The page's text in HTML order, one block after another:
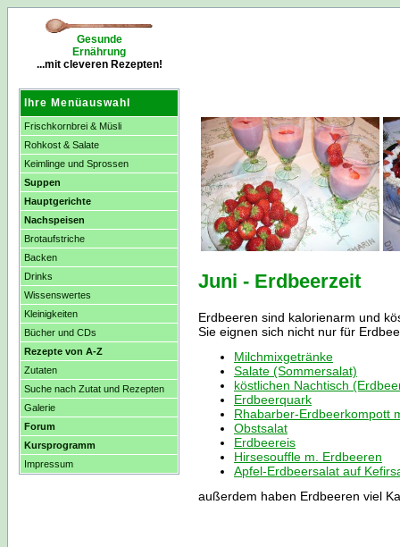
Gesunde
Ernährung
...mit cleveren Rezepten!
Ihre Menüauswahl
Frischkornbrei & Müsli
Rohkost & Salate
Keimlinge und Sprossen
Suppen
Hauptgerichte
Nachspeisen
Brotaufstriche
Backen
Drinks
Wissenswertes
Kleinigkeiten
Bücher und CDs
Rezepte von A-Z
Zutaten
Suche nach Zutat und Rezepten
Galerie
Forum
Kursprogramm
Impressum
Juni - Erdbeerzeit
Erdbeeren sind kalorienarm und
Sie eignen sich nicht nur für
Milchmixgetränke
Salate (Sommersalat)
köstlichen Nachtisch
Erdbeerquark
Rhabarber-Erdbeerkompott
Obstsalat
Erdbeereis
Hirsesouffle m. Erdbeeren
Apfel-Erdbeersalat auf
außerdem haben Erdbeeren viel